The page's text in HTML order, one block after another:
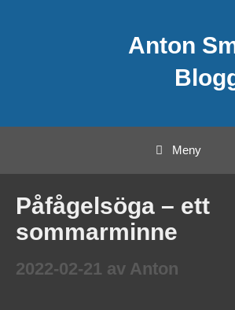
Anton
Meny
Påfågelsöga – ett
sommarminne
2022-02-21 av Anton